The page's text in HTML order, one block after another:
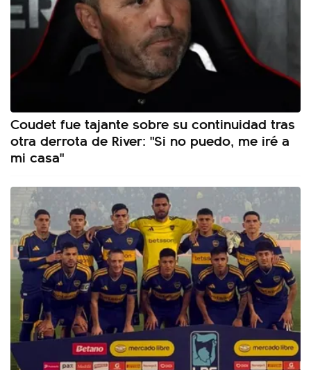
Coudet fue tajante sobre su continuidad tras
otra derrota de River: "Si no puedo, me iré a
mi casa"